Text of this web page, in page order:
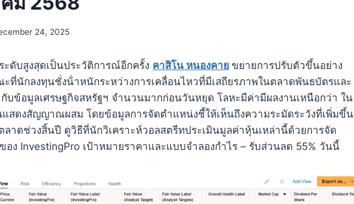
24, 2025
ะดับสูงสุดเป็นประวัติการณ์อีกครั้ง คาสิโน หนองคาย ขยายการปรับตัวขึ้นอย่าง
ที่นักลงทุนชั่งน้ําหนักระหว่างการเคลื่อนไหวที่มีเสถียรภาพในตลาดพันธบัตรและ
บข้อมูลเศรษฐกิจสหรัฐฯ จํานวนมากก่อนวันหยุด โลหะมีค่ามีผลงานเหนือกว่า ใน
สดงสัญญาณผสม โดยข้อมูลการจัดตําแหน่งชี้ให้เห็นถึงความระมัดระวังที่เพิ่มขึ้น
าดช่วงสิ้นปี ดูวิธีที่นักวิเคราะห์วอลสตรีทประเมินมูลค่าหุ้นเหล่านี้ด้วยการจัด
ง InvestingPro เป้าหมายราคาและแบบจําลองกําไร – รับส่วนลด 55% วันนี้